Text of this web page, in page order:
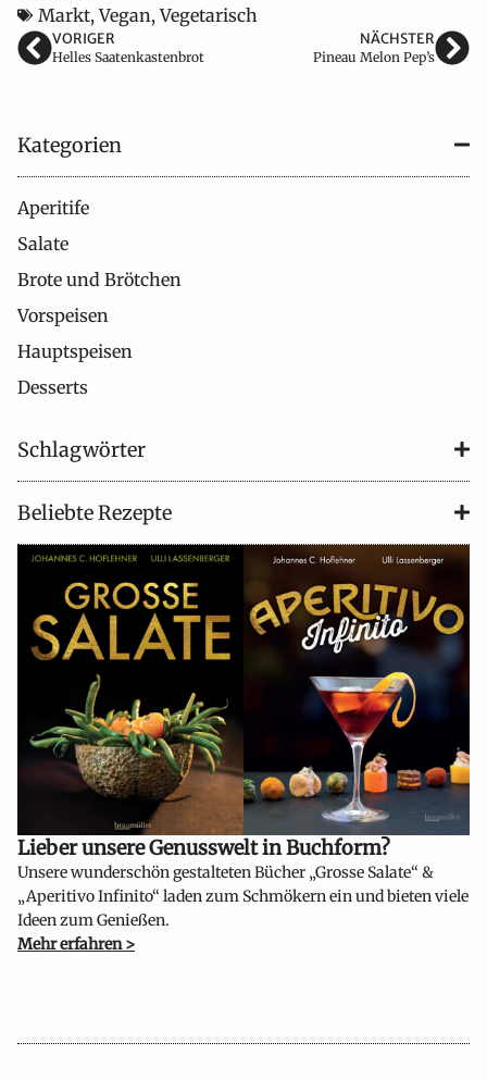
Markt,Vegan,Vegetarisch
VORIGER
Helles Saatenkastenbrot
NÄCHSTER
Pineau Melon Pep’s
Kategorien
Aperitife
Salate
Brote und Brötchen
Vorspeisen
Hauptspeisen
Desserts
Schlagwörter
Beliebte Rezepte
Lieber unsere Genusswelt in Buchform?​
Unsere wunderschön gestalteten Bücher „Grosse Salate“ &
„Aperitivo Infinito“ laden zum Schmökern ein und bieten viele
Ideen zum Genießen.
Mehr erfahren >